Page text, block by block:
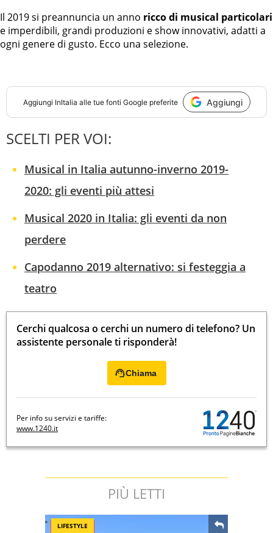
Il 2019 si preannuncia un anno ricco di musical particolari
e imperdibili, grandi produzioni e show innovativi, adatti a
ogni genere di gusto. Ecco una selezione.
Aggiungi InItalia alle tue fonti Google preferite Aggiungi
SCELTI PER VOI:
Musical in Italia autunno-inverno 2019-
2020: gli eventi più attesi
Musical 2020 in Italia: gli eventi da non
perdere
Capodanno 2019 alternativo: si festeggia a
teatro
Cerchi qualcosa o cerchi un numero di telefono? Un
assistente personale ti risponderà!
Chiama
Per info su servizi e tariffe:
www.1240.it
PIÙ LETTI
LIFESTYLE